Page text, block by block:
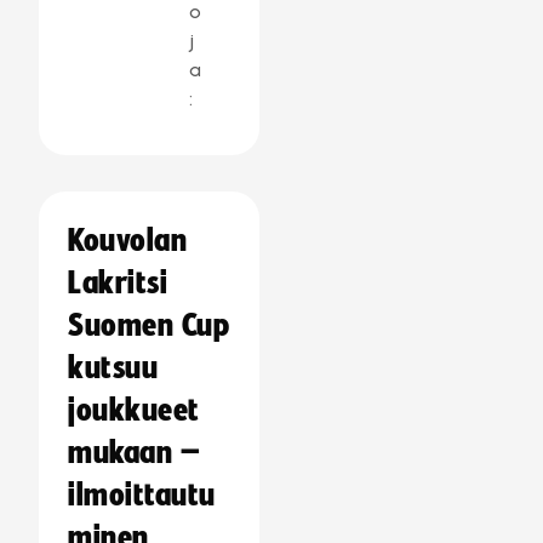
o
j
a
:
Kouvolan
Lakritsi
Suomen Cup
kutsuu
joukkueet
mukaan –
ilmoittautu